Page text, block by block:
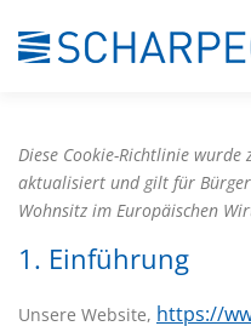
Inhalt
Diese Cookie-Richtlinie
aktualisiert und gilt für
Wohnsitz im Europäischen
1. Einführung
Unsere Website, https://